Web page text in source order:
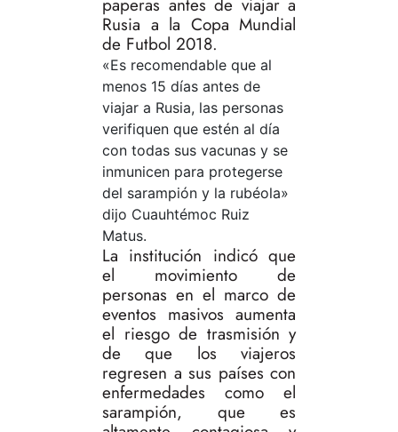
paperas antes de viajar a
Rusia a la Copa Mundial
de Futbol 2018.
«Es recomendable que al
menos 15 días antes de
viajar a Rusia, las personas
verifiquen que estén al día
con todas sus vacunas y se
inmunicen para protegerse
del sarampión y la rubéola»
dijo Cuauhtémoc Ruiz
Matus.
La institución indicó que
el movimiento de
personas en el marco de
eventos masivos aumenta
el riesgo de trasmisión y
de que los viajeros
regresen a sus países con
enfermedades como el
sarampión, que es